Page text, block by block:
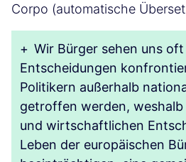
Corpo (automatische
+ Wir Bürger sehen uns
Entscheidungen
Politikern außerhalb
getroffen werden, weshalb
und wirtschaftlichen
Leben der europäischen